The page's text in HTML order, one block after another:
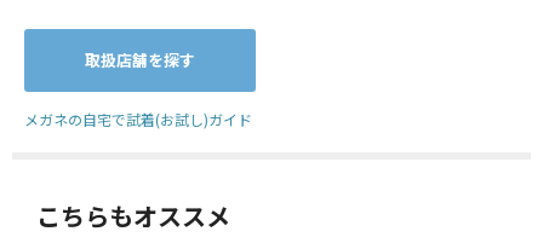
取扱店舗を探す
メガネの自宅で試着(お試し)ガイド
こちらもオススメ